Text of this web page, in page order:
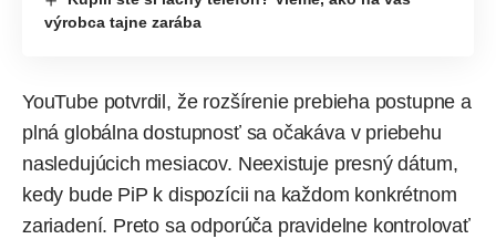
výrobca tajne zarába
YouTube potvrdil, že rozšírenie prebieha postupne a
plná globálna dostupnosť sa očakáva v priebehu
nasledujúcich mesiacov. Neexistuje presný dátum,
kedy bude PiP k dispozícii na každom konkrétnom
zariadení. Preto sa odporúča pravidelne kontrolovať